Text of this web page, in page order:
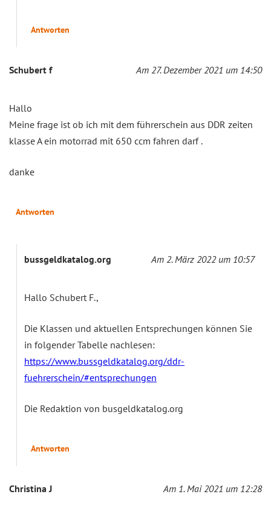
Antworten
Schubert f Am 27. Dezember 2021 um 14:50
Hallo
Meine frage ist ob ich mit dem führerschein aus DDR zeiten
klasse A ein motorrad mit 650 ccm fahren darf .
danke
Antworten
bussgeldkatalog.org Am 2. März 2022 um 10:57
Hallo Schubert F.,
Die Klassen und aktuellen Entsprechungen können Sie
in folgender Tabelle nachlesen:
https://www.bussgeldkatalog.org/ddr-
fuehrerschein/#entsprechungen
Die Redaktion von busgeldkatalog.org
Antworten
Christina J Am 1. Mai 2021 um 12:28